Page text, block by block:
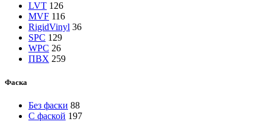
LVT 126
MVF 116
RigidVinyl 36
SPC 129
WPC 26
ПВХ 259
Фаска
Без фаски 88
С фаской 197